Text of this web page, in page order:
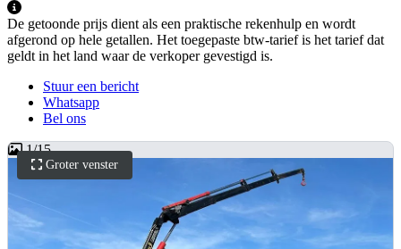
De getoonde prijs dient als een praktische rekenhulp en wordt
afgerond op hele getallen. Het toegepaste btw-tarief is het tarief dat
geldt in het land waar de verkoper gevestigd is.
Stuur een bericht
Whatsapp
Bel ons
Groter venster
1/15